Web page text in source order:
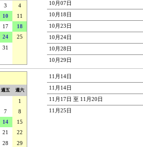
3
4
10
11
17
18
24
25
31
10月07日
10月18日
10月23日
10月24日
10月28日
10月29日
週五 週六
1
7
8
14
15
21
22
28
29
11月14日
11月14日
11月17日 至 11月20日
11月25日